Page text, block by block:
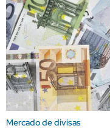
Mercado de divisas